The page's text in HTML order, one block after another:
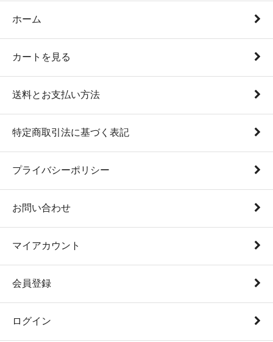
ホーム
カートを見る
送料とお支払い方法
特定商取引法に基づく表記
プライバシーポリシー
お問い合わせ
マイアカウント
会員登録
ログイン